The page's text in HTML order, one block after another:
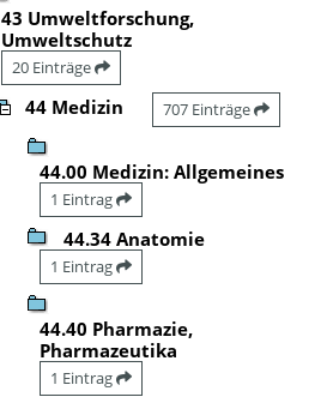
43 Umweltforschung,
Umweltschutz
20 Einträge
44 Medizin 707 Einträge
44.00 Medizin: Allgemeines
1 Eintrag
44.34 Anatomie
1 Eintrag
44.40 Pharmazie,
Pharmazeutika
1 Eintrag